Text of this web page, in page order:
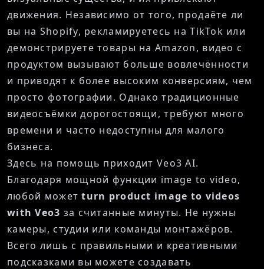
движения. Независимо от того, продаёте ли
вы на Shopify, рекламируетесь на TikTok или
демонстрируете товары на Amazon, видео с
продуктом вызывают больше вовлечённости
и приводят к более высоким конверсиям, чем
просто фотографии. Однако традиционные
видеосъёмки дорогостоящи, требуют много
времени и часто недоступны для малого
бизнеса.
Здесь на помощь приходит Veo3 AI.
Благодаря мощной функции image to video,
любой можетturn product image to videos
with Veo3 за считанные минуты. Не нужны
камеры, студии или команды монтажёров.
Всего лишь с правильными и креативными
подсказками вы можете создавать